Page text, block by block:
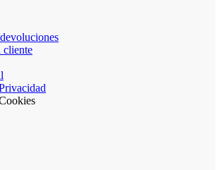
cliente